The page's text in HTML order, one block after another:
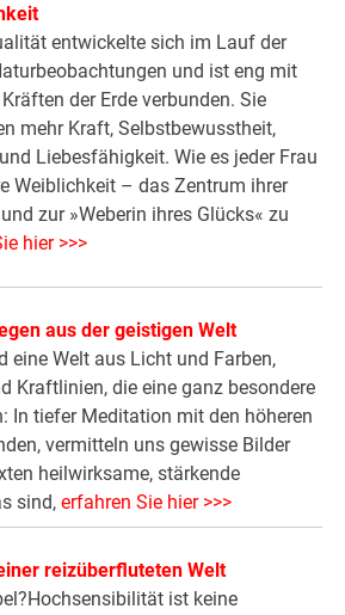
entwickelte sich im Lauf der
und ist eng mit
der Erde verbunden. Sie
mehr Kraft, Selbstbewusstheit,
Liebesfähigkeit. Wie es jeder Frau
Weiblichkeit – das Zentrum ihrer
zur »Weberin ihres Glücks« zu
hier >>>
aus der geistigen Welt
eine Welt aus Licht und Farben,
Kraftlinien, die eine ganz besondere
In tiefer Meditation mit den höheren
vermitteln uns gewisse Bilder
heilwirksame, stärkende
sind,erfahren Sie hier >>>
reizüberfluteten Welt
ist keine